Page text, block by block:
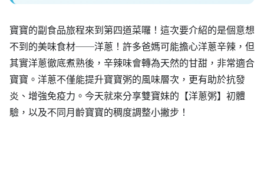
寶寶的副食品旅程來到第四道菜囉！這次要介紹的是個意想
不到的美味食材──洋蔥！許多爸媽可能擔心洋蔥辛辣，但
其實洋蔥徹底煮熟後，辛辣味會轉為天然的甘甜，非常適合
寶寶。洋蔥不僅能提升寶寶粥的風味層次，更有助於抗發
炎、增強免疫力。今天就來分享雙寶妹的【洋蔥粥】初體
驗，以及不同月齡寶寶的稠度調整小撇步！